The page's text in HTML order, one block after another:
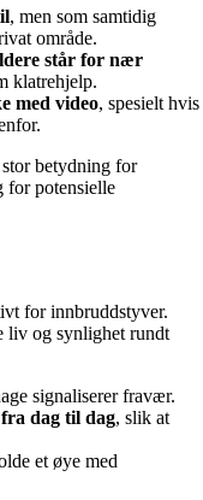
, men som samtidig
område.
står for nær
klatrehjelp.
med video, spesielt hvis
betydning for
for potensielle
for innbruddstyver.
liv og synlighet rundt
signaliserer fravær.
dag til dag, slik at
et øye med